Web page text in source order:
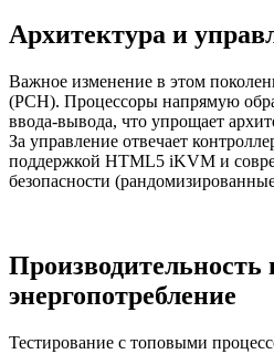
Архитектура и
Важное изменение в этом
(PCH). Процессоры напрямую
ввода-вывода, что упрощает
За управление отвечает
поддержкой HTML5 iKVM и
безопасности
Производительность
энергопотребление
Тестирование с топовыми